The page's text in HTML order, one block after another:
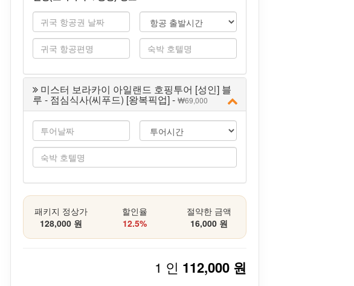
미스터 보라카이 아일랜드 호핑투어 [성인] 블
루 - 점심식사(씨푸드) [왕복픽업] - 69,000
패키지 정상가
128,000 원
할인율
12.5%
절약한 금액
16,000 원
1 인 112,000 원